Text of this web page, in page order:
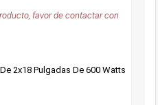
favor de contactar con
2x18 Pulgadas De 600 Watts